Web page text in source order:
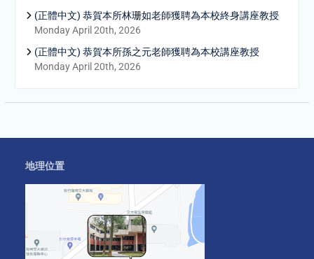
(正體中文) 恭賀本所林珊如老師獲聘為本校終身講座教授
Monday April 20th, 2026
(正體中文) 恭賀本所孫之元老師獲聘為本校講座教授
Monday April 20th, 2026
地理位置